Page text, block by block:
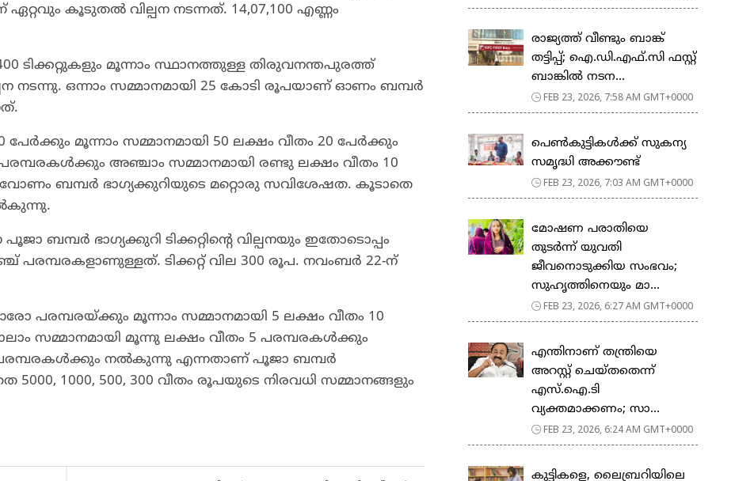
ഏറ്റവും കൂടുതല്‍ വില്പന നടന്നത്. 14,07,100 എണ്ണം
ടിക്കറ്റുകളും മൂന്നാം സ്ഥാനത്തുള്ള തിരുവനന്തപുരത്ത്
നടന്നു. ഒന്നാം സമ്മാനമായി 25 കോടി രൂപയാണ് ഓണം ബമ്പര്‍
മൂന്നാം സമ്മാനമായി 50 ലക്ഷം വീതം 20 പേര്‍ക്കും
അഞ്ചാം സമ്മാനമായി രണ്ടു ലക്ഷം വീതം 10
ബമ്പര്‍ ഭാഗ്യക്കുറിയുടെ മറ്റൊരു സവിശേഷത. കൂടാതെ
ബമ്പര്‍ ഭാഗ്യക്കുറി ടിക്കറ്റിന്റെ വില്പനയും ഇതോടൊപ്പം
പരമ്പരകളാണുള്ളത്. ടിക്കറ്റ് വില 300 രൂപ. നവംബർ 22-ന്
പരമ്പരയ്ക്കും മൂന്നാം സമ്മാനമായി 5 ലക്ഷം വീതം 10
സമ്മാനമായി മൂന്നു ലക്ഷം വീതം 5 പരമ്പരകള്‍ക്കും
പരമ്പരകള്‍ക്കും നല്‍കുന്നു എന്നതാണ് പൂജാ ബമ്പര്‍
1000, 500, 300 വീതം രൂപയുടെ നിരവധി സമ്മാനങ്ങളും
രാജ്യത്ത് വീണ്ടും ബാങ്ക്
തട്ടിപ്പ്; ഐ.ഡി.എഫ്.സി ഫസ്റ്റ്
ബാങ്കിൽ നടന...
FEB 23, 2026, 7:58 AM GMT+0000
പെ​ൺ​കു​ട്ടി​ക​ൾ​ക്ക് സു​ക​ന്യ
സ​മൃ​ദ്ധി അ​ക്കൗ​ണ്ട്
FEB 23, 2026, 7:03 AM GMT+0000
മോഷണ പരാതിയെ
തുടര്‍ന്ന് യുവതി
ജീവനൊടുക്കിയ സംഭവം;
സുഹൃത്തിനെയും മാ...
FEB 23, 2026, 6:27 AM GMT+0000
എന്തിനാണ് തന്ത്രിയെ
അറസ്റ്റ് ചെയ്തതെന്ന്
എസ്.ഐ.ടി
വ്യക്തമാക്കണം; സാ...
FEB 23, 2026, 6:24 AM GMT+0000
കുട്ടികളെ, ലൈബ്രറിയിലെ